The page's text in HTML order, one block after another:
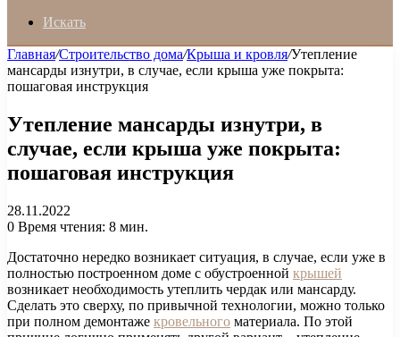
Искать
Главная/Строительство дома/Крыша и кровля/Утепление
мансарды изнутри, в случае, если крыша уже покрыта:
пошаговая инструкция
Утепление мансарды изнутри, в
случае, если крыша уже покрыта:
пошаговая инструкция
28.11.2022
0 Время чтения: 8 мин.
Достаточно нередко возникает ситуация, в случае, если уже в
полностью построенном доме с обустроенной крышей
возникает необходимость утеплить чердак или мансарду.
Сделать это сверху, по привычной технологии, можно только
при полном демонтаже кровельного материала. По этой